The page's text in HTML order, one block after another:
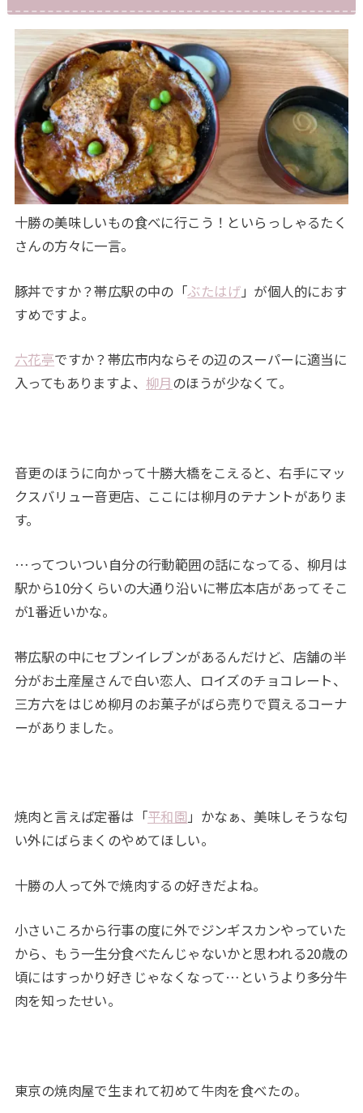
十勝の美味しいもの食べに行こう！といらっしゃるたく
さんの方々に一言。
豚丼ですか？帯広駅の中の「ぶたはげ」が個人的におす
すめですよ。
六花亭ですか？帯広市内ならその辺のスーパーに適当に
入ってもありますよ、 柳月のほうが少なくて。
音更のほうに向かって十勝大橋をこえると、右手にマッ
クスバリュー音更店、ここには柳月のテナントがありま
す。
…ってついつい自分の行動範囲の話になってる、柳月は
駅から10分くらいの大通り沿いに帯広本店があってそこ
が1番近いかな。
帯広駅の中にセブンイレブンがあるんだけど、店舗の半
分がお土産屋さんで白い恋人、ロイズのチョコレート、
三方六をはじめ柳月のお菓子がばら売りで買えるコーナ
ーがありました。
焼肉と言えば定番は「平和園」かなぁ、美味しそうな匂
い外にばらまくのやめてほしい。
十勝の人って外で焼肉するの好きだよね。
小さいころから行事の度に外でジンギスカンやっていた
から、もう一生分食べたんじゃないかと思われる20歳の
頃にはすっかり好きじゃなくなって…というより多分牛
肉を知ったせい。
東京の焼肉屋で生まれて初めて牛肉を食べたの。